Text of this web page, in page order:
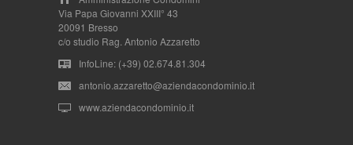
Via Papa Giovanni XXIII° 43
20091 Bresso
c/o studio Rag. Antonio Azzaretto
InfoLine: (+39) 02.674.81.304
antonio.azzaretto@aziendacondominio.it
www.aziendacondominio.it